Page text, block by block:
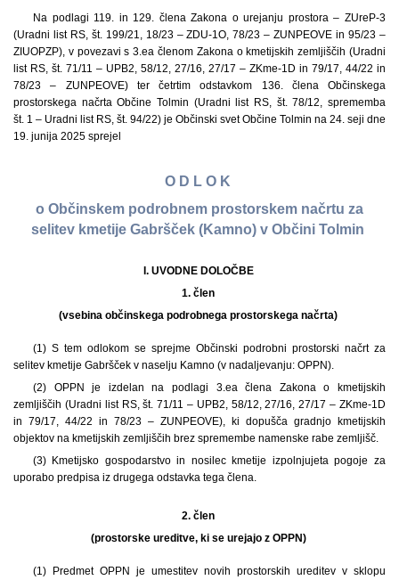
Na podlagi 119. in 129. člena Zakona o urejanju prostora – ZUreP-3
(Uradni list RS, št. 199/21, 18/23 – ZDU-1O, 78/23 – ZUNPEOVE in 95/23 –
ZIUOPZP), v povezavi s 3.ea členom Zakona o kmetijskih zemljiščih (Uradni
list RS, št. 71/11 – UPB2, 58/12, 27/16, 27/17 – ZKme-1D in 79/17, 44/22 in
78/23 – ZUNPEOVE) ter četrtim odstavkom 136. člena Občinskega
prostorskega načrta Občine Tolmin (Uradni list RS, št. 78/12, sprememba
št. 1 – Uradni list RS, št. 94/22) je Občinski svet Občine Tolmin na 24. seji dne
19. junija 2025 sprejel
O D L O K
o Občinskem podrobnem prostorskem načrtu za
selitev kmetije Gabršček (Kamno) v Občini Tolmin
I. UVODNE DOLOČBE
1. člen
(vsebina občinskega podrobnega prostorskega načrta)
(1) S tem odlokom se sprejme Občinski podrobni prostorski načrt za
selitev kmetije Gabršček v naselju Kamno (v nadaljevanju: OPPN).
(2) OPPN je izdelan na podlagi 3.ea člena Zakona o kmetijskih
zemljiščih (Uradni list RS, št. 71/11 – UPB2, 58/12, 27/16, 27/17 – ZKme-1D
in 79/17, 44/22 in 78/23 – ZUNPEOVE), ki dopušča gradnjo kmetijskih
objektov na kmetijskih zemljiščih brez spremembe namenske rabe zemljišč.
(3) Kmetijsko gospodarstvo in nosilec kmetije izpolnjujeta pogoje za
uporabo predpisa iz drugega odstavka tega člena.
2. člen
(prostorske ureditve, ki se urejajo z OPPN)
(1) Predmet OPPN je umestitev novih prostorskih ureditev v sklopu